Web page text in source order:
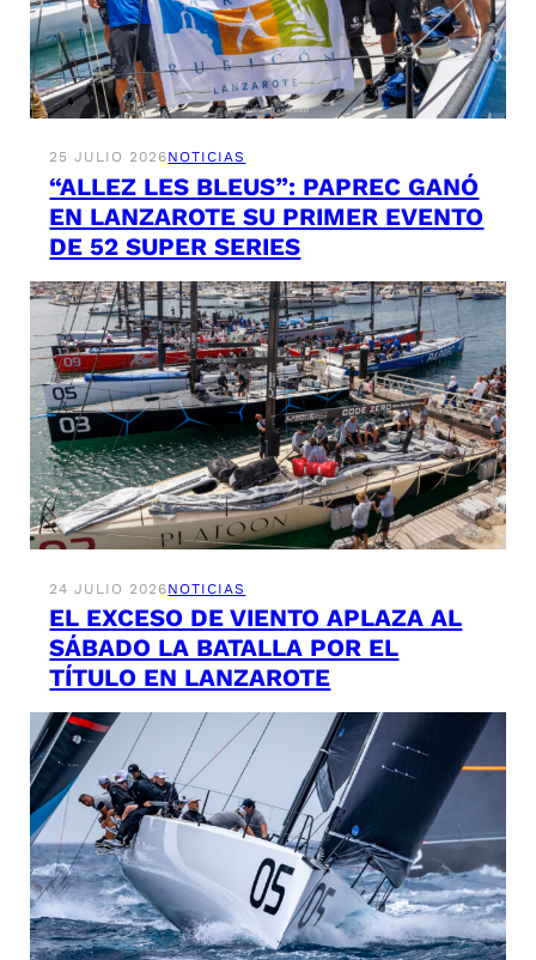
25 JULIO 2026NOTICIAS
“ALLEZ LES BLEUS”: PAPREC GANÓ
EN LANZAROTE SU PRIMER EVENTO
DE 52 SUPER SERIES
24 JULIO 2026NOTICIAS
EL EXCESO DE VIENTO APLAZA AL
SÁBADO LA BATALLA POR EL
TÍTULO EN LANZAROTE